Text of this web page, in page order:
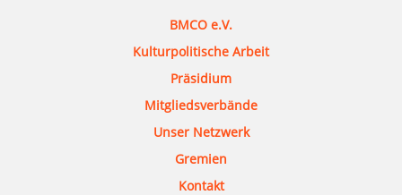
BMCO e.V.
Kulturpolitische Arbeit
Präsidium
Mitgliedsverbände
Unser Netzwerk
Gremien
Kontakt